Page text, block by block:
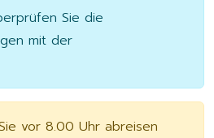
Sie die
mit der
vor 8.00 Uhr abreisen